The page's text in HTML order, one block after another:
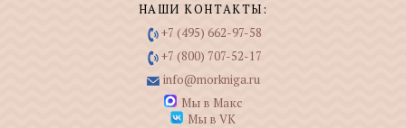
НАШИ КОНТАКТЫ:
+7 (495) 662-97-58
+7 (800) 707-52-17
info@morkniga.ru
Мы в Макс
Мы в VK